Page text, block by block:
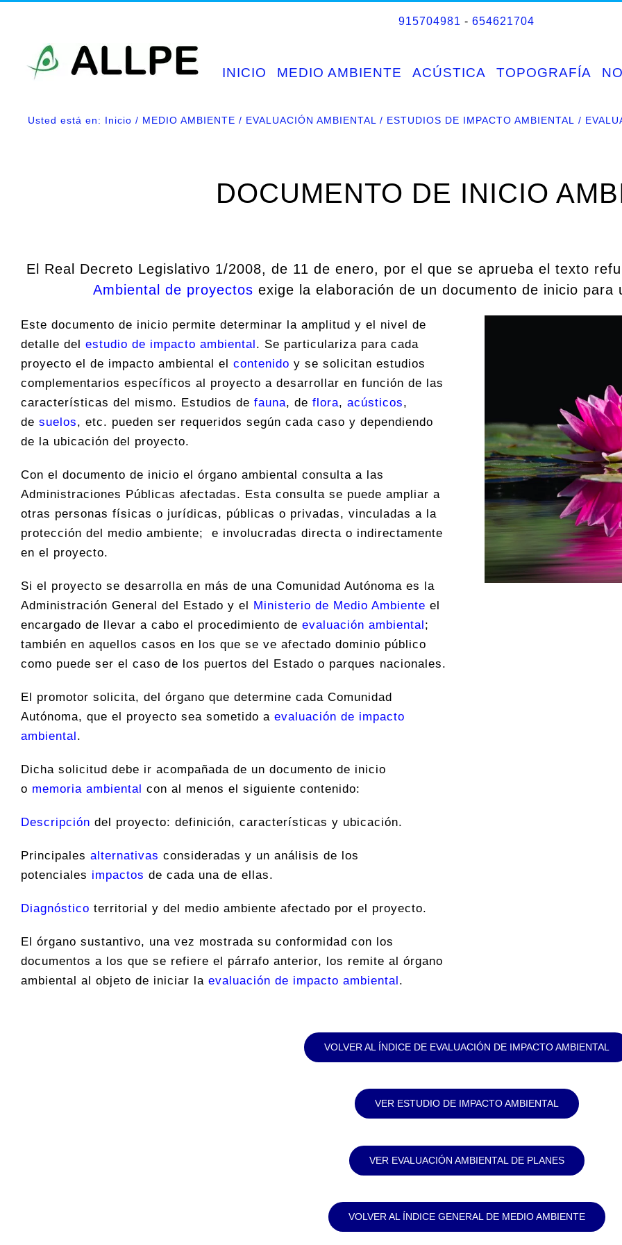
contenido
915704981 - 654621704
INICIO MEDIO AMBIENTE ACÚSTICA TOPOGRAFÍA
Usted está en: Inicio MEDIO AMBIENTE EVALUACIÓN AMBIENTAL ESTUDIOS DE IMPACTO AMBIENTAL
DOCUMENTO DE INICIO
El Real Decreto Legislativo 1/2008, de 11 de enero, por el que se aprueba el texto
Ambiental de proyectos exige la elaboración de un documento de inicio
Este documento de inicio permite determinar la amplitud y el nivel de
detalle del estudio de impacto ambiental. Se particulariza para cada
proyecto el de impacto ambiental el contenido y se solicitan estudios
complementarios específicos al proyecto a desarrollar en función de las
características del mismo. Estudios de fauna, de flora, acústicos,
de suelos, etc. pueden ser requeridos según cada caso y dependiendo
de la ubicación del proyecto.
Con el documento de inicio el órgano ambiental consulta a las
Administraciones Públicas afectadas. Esta consulta se puede ampliar a
otras personas físicas o jurídicas, públicas o privadas, vinculadas a la
protección del medio ambiente; e involucradas directa o indirectamente
en el proyecto.
Si el proyecto se desarrolla en más de una Comunidad Autónoma es la
Administración General del Estado y el Ministerio de Medio Ambiente el
encargado de llevar a cabo el procedimiento de evaluación ambiental;
también en aquellos casos en los que se ve afectado dominio público
como puede ser el caso de los puertos del Estado o parques nacionales.
El promotor solicita, del órgano que determine cada Comunidad
Autónoma, que el proyecto sea sometido a evaluación de impacto
ambiental.
Dicha solicitud debe ir acompañada de un documento de inicio
o memoria ambiental con al menos el siguiente contenido:
Descripción del proyecto: definición, características y ubicación.
Principales alternativas consideradas y un análisis de los
potenciales impactos de cada una de ellas.
Diagnóstico territorial y del medio ambiente afectado por el proyecto.
El órgano sustantivo, una vez mostrada su conformidad con los
documentos a los que se refiere el párrafo anterior, los remite al órgano
ambiental al objeto de iniciar la evaluación de impacto ambiental.
VOLVER AL ÍNDICE DE EVALUACIÓN DE IMPACTO AMBIENTAL
VER ESTUDIO DE IMPACTO AMBIENTAL
VER EVALUACIÓN AMBIENTAL DE PLANES
VOLVER AL ÍNDICE GENERAL DE MEDIO AMBIENTE